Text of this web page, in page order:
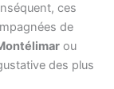
ces
de
ou
des plus